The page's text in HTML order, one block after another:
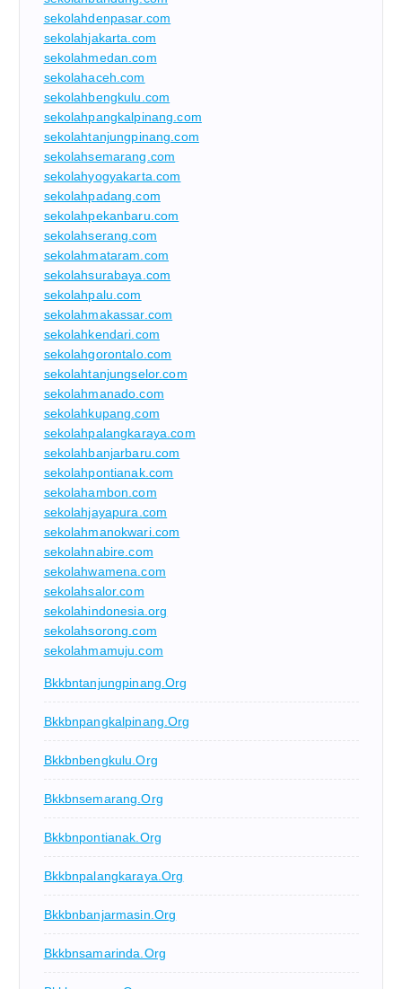
sekolahdenpasar.com
sekolahjakarta.com
sekolahmedan.com
sekolahaceh.com
sekolahbengkulu.com
sekolahpangkalpinang.com
sekolahtanjungpinang.com
sekolahsemarang.com
sekolahyogyakarta.com
sekolahpadang.com
sekolahpekanbaru.com
sekolahserang.com
sekolahmataram.com
sekolahsurabaya.com
sekolahpalu.com
sekolahmakassar.com
sekolahkendari.com
sekolahgorontalo.com
sekolahtanjungselor.com
sekolahmanado.com
sekolahkupang.com
sekolahpalangkaraya.com
sekolahbanjarbaru.com
sekolahpontianak.com
sekolahambon.com
sekolahjayapura.com
sekolahmanokwari.com
sekolahnabire.com
sekolahwamena.com
sekolahsalor.com
sekolahindonesia.org
sekolahsorong.com
sekolahmamuju.com
Bkkbntanjungpinang.org
Bkkbnpangkalpinang.org
Bkkbnbengkulu.org
Bkkbnsemarang.org
Bkkbnpontianak.org
Bkkbnpalangkaraya.org
Bkkbnbanjarmasin.org
Bkkbnsamarinda.org